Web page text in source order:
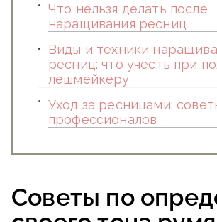
Что нельзя делать после
наращивания ресниц
Виды и техники
ресниц: что учесть при
лешмейкеру
Уход за ресницами:
профессионалов
Советы по